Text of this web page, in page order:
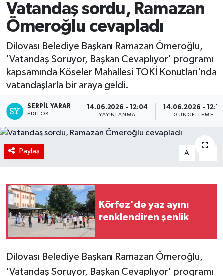
Vatandaş sordu, Ramazan
Ömeroğlu cevapladı
Dilovası Belediye Başkanı Ramazan Ömeroğlu,
'Vatandaş Soruyor, Başkan Cevaplıyor' programı
kapsamında Köseler Mahallesi TOKİ Konutları'nda
vatandaşlarla bir araya geldi.
SERPİL YARAR
EDITÖR
14.06.2026 - 12:04
YAYINLANMA
14.06.2026 - 12:10
GÜNCELLEME
Paylaş A- A
Körfez'de yaz ayını
renklendiren şenlik
Dilovası Belediye Başkanı Ramazan Ömeroğlu,
'Vatandaş Soruyor, Başkan Cevaplıyor' programı